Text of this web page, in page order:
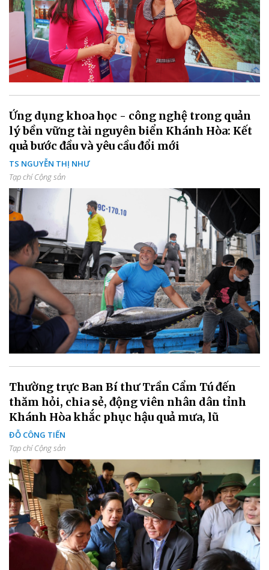
Ứng dụng khoa học - công nghệ trong quản
lý bền vững tài nguyên biển Khánh Hòa: Kết
quả bước đầu và yêu cầu đổi mới
TS NGUYỄN THỊ NHƯ
Tạp chí Cộng sản
Thường trực Ban Bí thư Trần Cẩm Tú đến
thăm hỏi, chia sẻ, động viên nhân dân tỉnh
Khánh Hòa khắc phục hậu quả mưa, lũ
ĐỖ CÔNG TIẾN
Tạp chí Cộng sản